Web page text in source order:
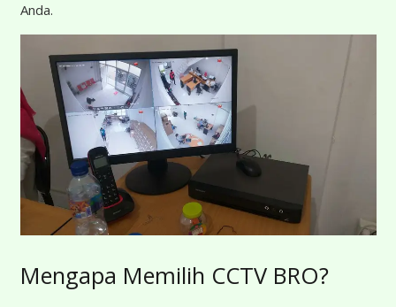
Anda.
Mengapa Memilih CCTV BRO?